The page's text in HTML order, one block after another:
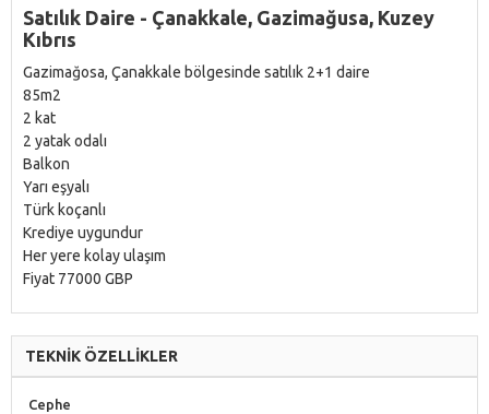
Satılık Daire - Çanakkale, Gazimağusa, Kuzey
Kıbrıs
Gazimağosa, Çanakkale bölgesinde satılık 2+1 daire
85m2
2 kat
2 yatak odalı
Balkon
Yarı eşyalı
Türk koçanlı
Krediye uygundur
Her yere kolay ulaşım
Fiyat 77000 GBP
TEKNİK ÖZELLİKLER
Cephe